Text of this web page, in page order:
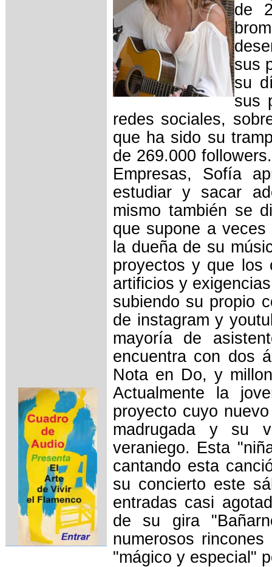
de
sus
su
sus
redes sociales,
que ha sido su
de 269.000
Empresas, Sofía
estudiar y sacar
mismo también se
que supone a
la dueña de su
proyectos y que los
artificios y
subiendo su propio
de instagram y
mayoría de
encuentra con dos
Nota en Do, y
Actualmente la
proyecto cuyo
madrugada y su
veraniego. Esta
cantando esta
su concierto este
entradas casi
de su gira
numerosos
"mágico y especial"